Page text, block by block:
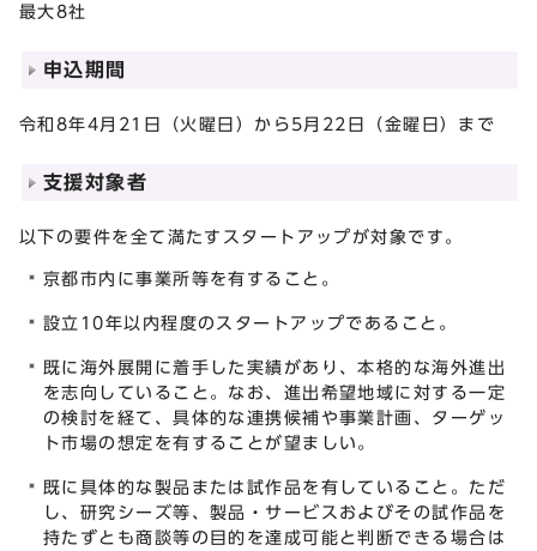
最大8社
申込期間
令和8年4月21日（火曜日）から5月22日（金曜日）まで
支援対象者
以下の要件を全て満たすスタートアップが対象です。
京都市内に事業所等を有すること。
設立10年以内程度のスタートアップであること。
既に海外展開に着手した実績があり、本格的な海外進出
を志向していること。なお、進出希望地域に対する一定
の検討を経て、具体的な連携候補や事業計画、ターゲッ
ト市場の想定を有することが望ましい。
既に具体的な製品または試作品を有していること。ただ
し、研究シーズ等、製品・サービスおよびその試作品を
持たずとも商談等の目的を達成可能と判断できる場合は